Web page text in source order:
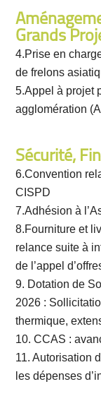
Grands
4.Prise en
de frelons
5.Appel à projet
agglomération
Sécurité,
6.Convention
CISPD
7.Adhésion à
8.Fourniture et
relance suite à
de l’appel
9. Dotation de
2026 :
thermique,
10. CCAS :
11. Autorisation
les dépenses